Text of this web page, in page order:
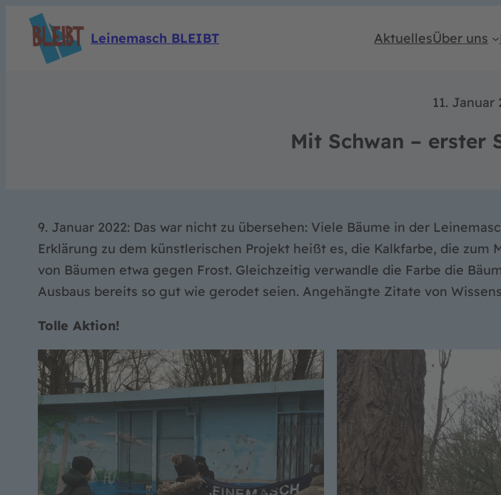
Leinemasch BLEIBT AktuellesÜber uns
11. Januar
Mit Schwan – erster
9. Januar 2022: Das war nicht zu übersehen: Viele Bäume in der
Erklärung zu dem künstlerischen Projekt heißt es, die Kalkfarbe, die
von Bäumen etwa gegen Frost. Gleichzeitig verwandle die Farbe die
Ausbaus bereits so gut wie gerodet seien. Angehängte Zitate von
Tolle Aktion!